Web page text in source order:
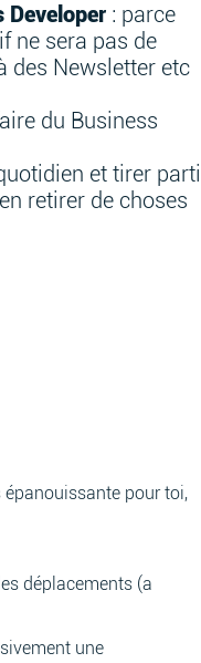
Developer : parce
ne sera pas de
des Newsletter etc
du Business
et tirer parti
retirer de choses
épanouissante pour toi,
déplacements (a
une